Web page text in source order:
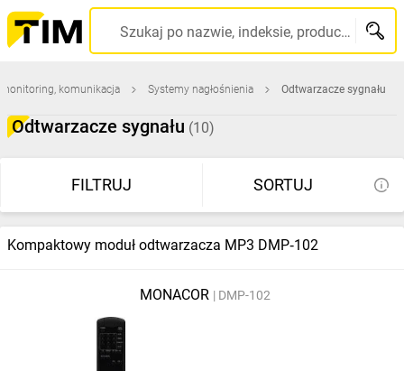
Szukaj po nazwie, indeksie, producencie, kodzie kreskowym...
komunikacja Systemy nagłośnienia Odtwarzacze sygnału
Odtwarzacze sygnału (10)
FILTRUJ SORTUJ
Kompaktowy moduł odtwarzacza MP3 DMP‑102
MONACOR DMP-102